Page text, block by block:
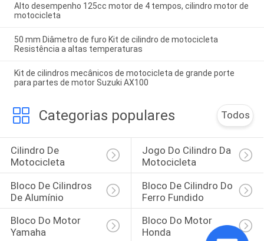
Alto desempenho 125cc motor de 4 tempos, cilindro motor de
motocicleta
50 mm Diâmetro de furo Kit de cilindro de motocicleta
Resistência a altas temperaturas
Kit de cilindros mecânicos de motocicleta de grande porte
para partes de motor Suzuki AX100
Categorias populares Todos
Cilindro De
Motocicleta
Jogo Do Cilindro Da
Motocicleta
Bloco De Cilindros
De Alumínio
Bloco De Cilindro Do
Ferro Fundido
Bloco Do Motor
Yamaha
Bloco Do Motor
Honda